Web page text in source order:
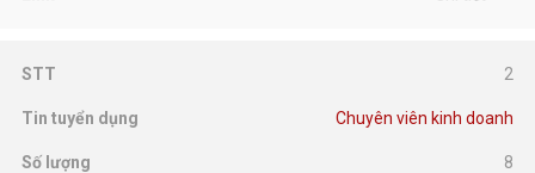
2
Chuyên viên kinh doanh
8